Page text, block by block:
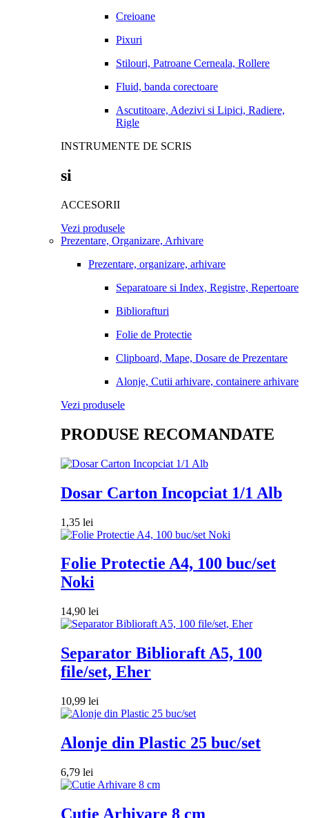
Creioane
Pixuri
Stilouri, Patroane Cerneala, Rollere
Fluid, banda corectoare
Ascutitoare, Adezivi si Lipici, Radiere,
Rigle
INSTRUMENTE DE SCRIS
si
ACCESORII
Vezi produsele
Prezentare, Organizare, Arhivare
Prezentare, organizare, arhivare
Separatoare si Index, Registre, Repertoare
Bibliorafturi
Folie de Protectie
Clipboard, Mape, Dosare de Prezentare
Alonje, Cutii arhivare, containere arhivare
Vezi produsele
PRODUSE RECOMANDATE
Dosar Carton Incopciat 1/1 Alb
1,35 lei
Folie Protectie A4, 100 buc/set
Noki
14,90 lei
Separator Biblioraft A5, 100
file/set, Eher
10,99 lei
Alonje din Plastic 25 buc/set
6,79 lei
Cutie Arhivare 8 cm